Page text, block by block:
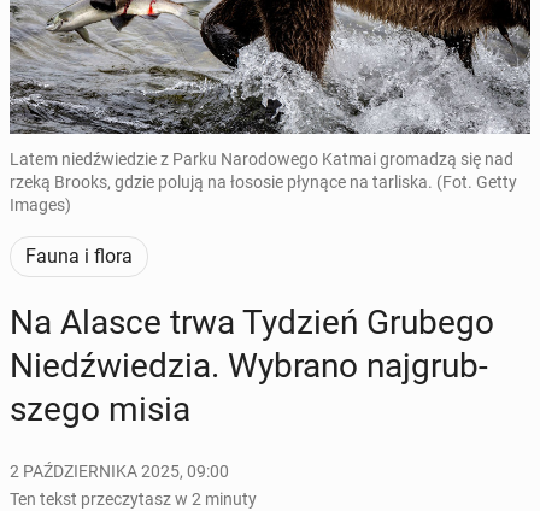
Latem niedźwiedzie z Parku Narodowego Katmai gromadzą się nad
rzeką Brooks, gdzie polują na łososie płynące na tarliska. (Fot. Getty
Images)
Fauna i flora
Na Alasce trwa Tydzień Grubego
Niedź­wie­dzia. Wybrano naj­grub­
sze­go misia
2 PAŹDZIERNIKA 2025, 09:00
Ten tekst przeczytasz w 2 minuty